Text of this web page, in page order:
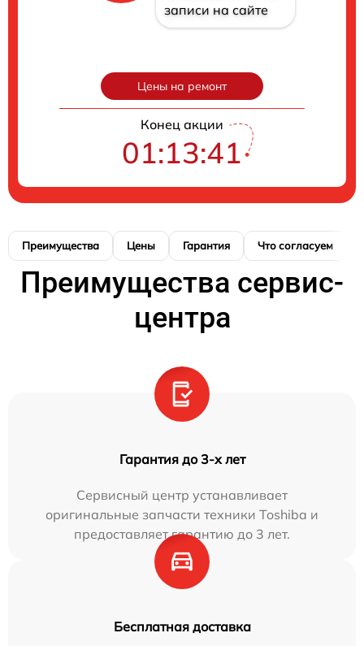
записи на сайте
Цены на ремонт
Конец акции
01:13:40
Преимущества Цены Гарантия Что согласуем
Преимущества сервис-
центра
Гарантия до 3-х лет
Сервисный центр устанавливает
оригинальные запчасти техники Toshiba и
предоставляет гарантию до 3 лет.
Бесплатная доставка